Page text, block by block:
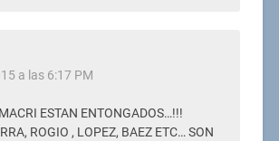
a las 6:17 PM
ESTAN ENTONGADOS…!!!
ROGIO , LOPEZ, BAEZ ETC… SON